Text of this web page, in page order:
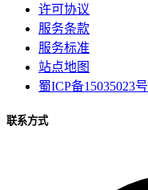
许可协议
服务条款
服务标准
站点地图
蜀ICP备15035023号
联系方式